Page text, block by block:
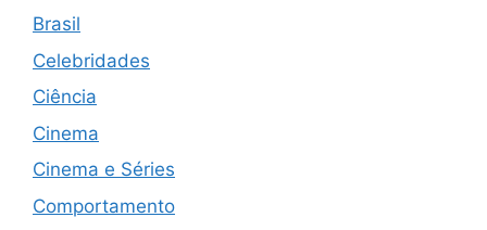
Brasil
Celebridades
Ciência
Cinema
Cinema e Séries
Comportamento